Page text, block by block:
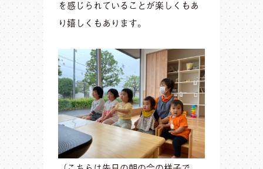
を感じられていることが楽しくもあ
り嬉しくもあります。